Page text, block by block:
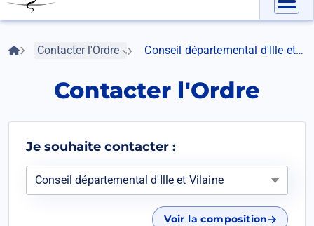
Menu
to
homepage
d'Ariane
AccueilContacter l'Ordre Conseil départemental d'Ille et Vilaine
Contacter l'Ordre
Je souhaite contacter :
Voir la composition